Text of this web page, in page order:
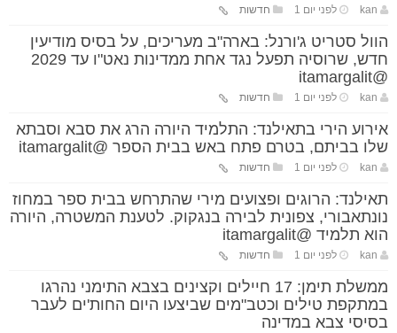
kan לפני יום 1 חדשות
הוול סטריט ג'ורנל: בארה"ב מעריכים, על בסיס מודיעין
חדש, שרוסיה תפעל נגד אחת ממדינות נאט"ו עד 2029
@itamargalit
kan לפני יום 1 חדשות
אירוע הירי בתאילנד: התלמיד היורה הרג את סבא וסבתא
שלו בביתם, בטרם פתח באש בבית הספר @itamargalit
kan לפני יום 1 חדשות
תאילנד: הרוגים ופצועים מירי שהתרחש בבית ספר במחוז
נונתאבורי, צפונית לבירה בנגקוק. לטענת המשטרה, היורה
הוא תלמיד @itamargalit
kan לפני יום 1 חדשות
ממשלת תימן: 17 חיילים וקצינים בצבא התימני נהרגו
במתקפת טילים וכטב"מים שביצעו היום החות'ים לעבר
בסיסי צבא במדינה